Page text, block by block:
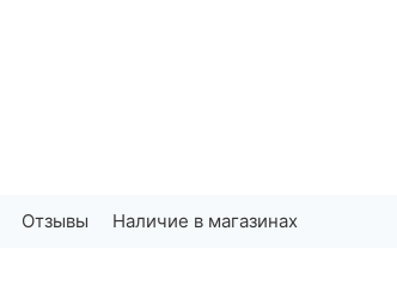
Отзывы Наличие в магазинах